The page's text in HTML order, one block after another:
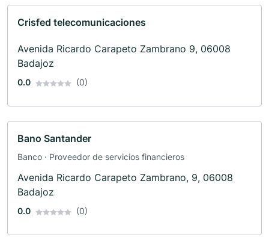
Crisfed telecomunicaciones
Avenida Ricardo Carapeto Zambrano 9, 06008
Badajoz
0.0 (0)
Bano Santander
Banco · Proveedor de servicios financieros
Avenida Ricardo Carapeto Zambrano, 9, 06008
Badajoz
0.0 (0)